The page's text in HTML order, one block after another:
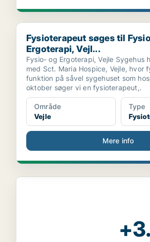
Fysioterapeut søges til Fysio- og
Fysioterapeut søges til
Ergoterapi, Vejl...
Fysio- og Ergoterapi, Vejle Sygehus
med Sct. Maria Hospice, Vejle, hvor
funktion på såvel sygehuset som
oktober søger vi en fysioterapeut,.
Område
Vejle
Type
Mere info